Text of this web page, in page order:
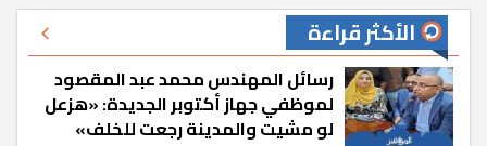
الأكثر قراءة
رسائل المهندس محمد عبد المقصود
لموظفي جهاز أكتوبر الجديدة: «هزعل
لو مشيت والمدينة رجعت للخلف»